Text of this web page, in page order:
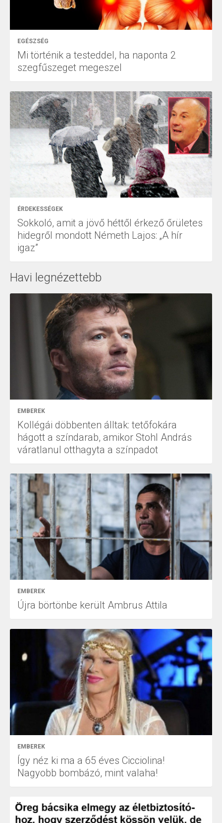
EGÉSZSÉG
Mi történik a testeddel, ha naponta 2
szegfűszeget megeszel
ÉRDEKESSÉGEK
Sokkoló, amit a jövő héttől érkező őrületes
hidegről mondott Németh Lajos: „A hír
igaz”
Havi legnézettebb
EMBEREK
Kollégái döbbenten álltak: tetőfokára
hágott a színdarab, amikor Stohl András
váratlanul otthagyta a színpadot
EMBEREK
Újra börtönbe került Ambrus Attila
EMBEREK
Így néz ki ma a 65 éves Cicciolina!
Nagyobb bombázó, mint valaha!